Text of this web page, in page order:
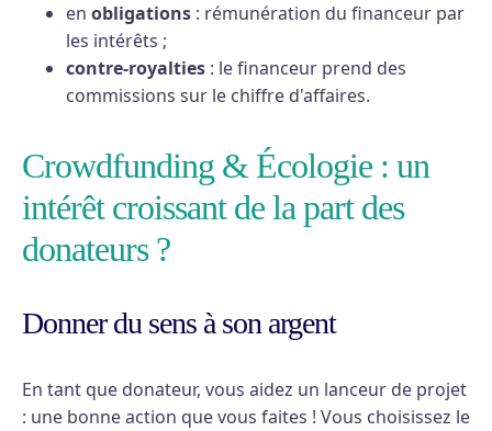
en obligations : rémunération du financeur par
les intérêts ;
contre-royalties : le financeur prend des
commissions sur le chiffre d'affaires.
Crowdfunding & Écologie : un
intérêt croissant de la part des
donateurs ?
Donner du sens à son argent
En tant que donateur, vous aidez un lanceur de projet
: une bonne action que vous faites ! Vous choisissez le